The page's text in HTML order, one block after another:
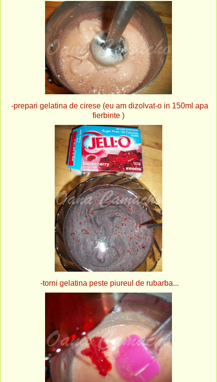
-prepari gelatina de cirese (eu am dizolvat-o in 150ml apa
fierbinte )
-torni gelatina peste piureul de rubarba...